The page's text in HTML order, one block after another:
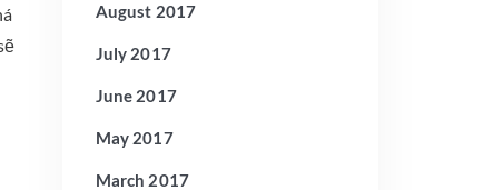
August 2017
July 2017
June 2017
May 2017
March 2017